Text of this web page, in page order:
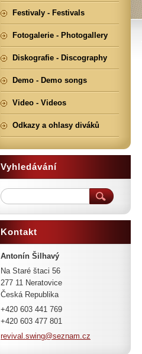
Festivaly - Festivals
Fotogalerie - Photogallery
Diskografie - Discography
Demo - Demo songs
Video - Videos
Odkazy a ohlasy diváků
Vyhledávání
Kontakt
Antonín Šilhavý
Na Staré štaci 56
277 11 Neratovice
Česká Republika
+420 603 441 769
+420 603 477 801
revival.swing@seznam.cz